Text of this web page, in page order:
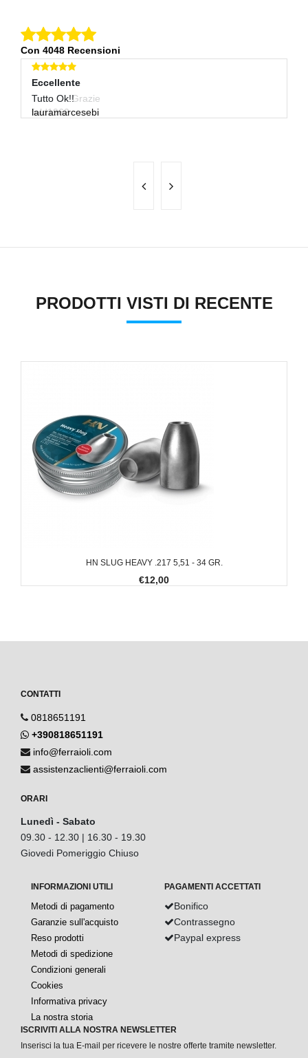
Con 4048 Recensioni
Eccellente
Tutto Ok Grazie
fald1962
Eccellente
Tutto Ok!!
lauramarcesebi
PRODOTTI VISTI DI RECENTE
HN SLUG HEAVY .217 5,51 - 34 GR.
€12,00
CONTATTI
0818651191
+390818651191
info@ferraioli.com
assistenzaclienti@ferraioli.com
ORARI
Lunedì - Sabato
09.30 - 12.30 | 16.30 - 19.30
Giovedi Pomeriggio Chiuso
INFORMAZIONI UTILI
Metodi di pagamento
Garanzie sull'acquisto
Reso prodotti
Metodi di spedizione
Condizioni generali
Cookies
Informativa privacy
La nostra storia
PAGAMENTI ACCETTATI
Bonifico
Contrassegno
Paypal express
ISCRIVITI ALLA NOSTRA NEWSLETTER
Inserisci la tua E-mail per ricevere le nostre offerte tramite newsletter.